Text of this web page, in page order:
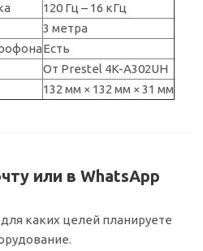
120 Гц – 16 кГц
3 метра
Есть
От Prestel 4K-A302UH
132 мм × 132 мм × 31 мм
или в WhatsApp
каких целей планируете